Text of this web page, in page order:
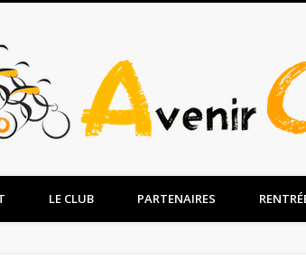
LE CLUB PARTENAIRES